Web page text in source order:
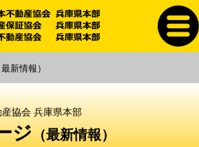
最新情報）
協会 兵庫県本部
ジ （最新情報）